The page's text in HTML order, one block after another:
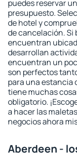
puedes reservar
presupuesto.
de hotel y
de cancelación. Si
encuentran
desarrollan
encuentran un
son perfectos
para una estancia
tiene muchas
obligatorio.
a hacer las
negocios ahora
Aberdeen -